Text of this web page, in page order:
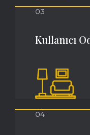
03
Kullanıcı
04